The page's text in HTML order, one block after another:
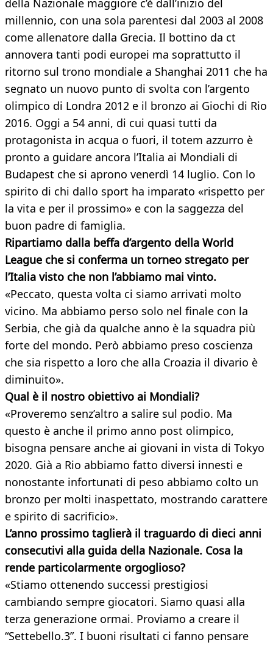
della Nazionale maggiore c’è dall’inizio del
millennio, con una sola parentesi dal 2003 al 2008
come allenatore dalla Grecia. Il bottino da ct
annovera tanti podi europei ma soprattutto il
ritorno sul trono mondiale a Shanghai 2011 che ha
segnato un nuovo punto di svolta con l’argento
olimpico di Londra 2012 e il bronzo ai Giochi di Rio
2016. Oggi a 54 anni, di cui quasi tutti da
protagonista in acqua o fuori, il totem azzurro è
pronto a guidare ancora l’Italia ai Mondiali di
Budapest che si aprono venerdì 14 luglio. Con lo
spirito di chi dallo sport ha imparato «rispetto per
la vita e per il prossimo» e con la saggezza del
buon padre di famiglia.
Ripartiamo dalla beffa d’argento della World
League che si conferma un torneo stregato per
l’Italia visto che non l’abbiamo mai vinto.
«Peccato, questa volta ci siamo arrivati molto
vicino. Ma abbiamo perso solo nel finale con la
Serbia, che già da qualche anno è la squadra più
forte del mondo. Però abbiamo preso coscienza
che sia rispetto a loro che alla Croazia il divario è
diminuito».
Qual è il nostro obiettivo ai Mondiali?
«Proveremo senz’altro a salire sul podio. Ma
questo è anche il primo anno post olimpico,
bisogna pensare anche ai giovani in vista di Tokyo
2020. Già a Rio abbiamo fatto diversi innesti e
nonostante infortunati di peso abbiamo colto un
bronzo per molti inaspettato, mostrando carattere
e spirito di sacrificio».
L’anno prossimo taglierà il traguardo di dieci anni
consecutivi alla guida della Nazionale. Cosa la
rende particolarmente orgoglioso?
«Stiamo ottenendo successi prestigiosi
cambiando sempre giocatori. Siamo quasi alla
terza generazione ormai. Proviamo a creare il
“Settebello.3”. I buoni risultati ci fanno pensare